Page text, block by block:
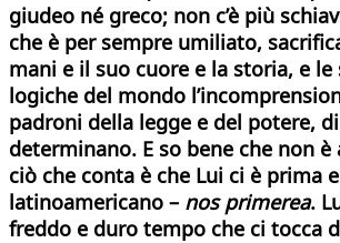
giudeo né greco; non c’è più
che è per sempre umiliato,
mani e il suo cuore e la storia, e
logiche del mondo
padroni della legge e del potere,
determinano. E so bene che non
ciò che conta è che Lui ci è prima
latinoamericano – nos primerea.
freddo e duro tempo che ci tocca